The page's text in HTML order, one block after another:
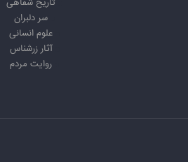
سر دلبران
علوم انسانی
آثار زرشناس
روایت مردم